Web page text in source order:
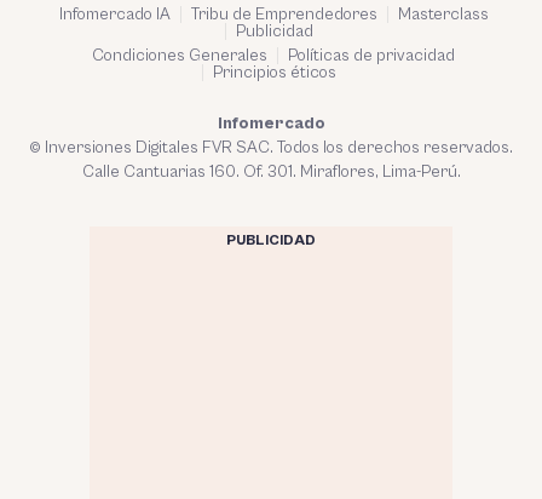
Infomercado IA Tribu de Emprendedores
Masterclass
Publicidad
Condiciones Generales
Políticas de privacidad
Principios éticos
Infomercado
© Inversiones Digitales FVR SAC. Todos los derechos reservados.
Calle Cantuarias 160. Of. 301. Miraflores, Lima-Perú.
PUBLICIDAD